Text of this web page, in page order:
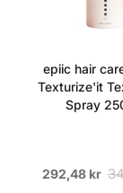
epiic hair
Texturize'it
Spray
292,48 kr